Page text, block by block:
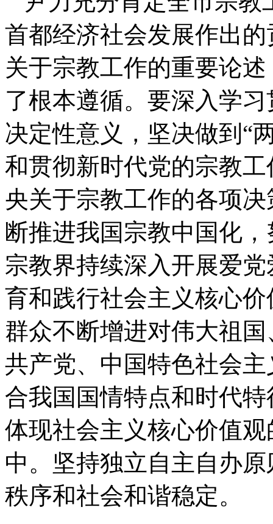
首都经济社会发展作出
关于宗教工作的重要论
了根本遵循。要深入学
决定性意义，坚决做到“
和贯彻新时代党的宗教
央关于宗教工作的各项
断推进我国宗教中国化
宗教界持续深入开展爱
育和践行社会主义核心
群众不断增进对伟大祖
共产党、中国特色社会
合我国国情特点和时代
体现社会主义核心价值
中。坚持独立自主自办
秩序和社会和谐稳定。